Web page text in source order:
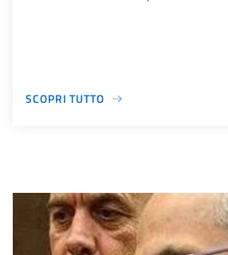
SCOPRI TUTTO